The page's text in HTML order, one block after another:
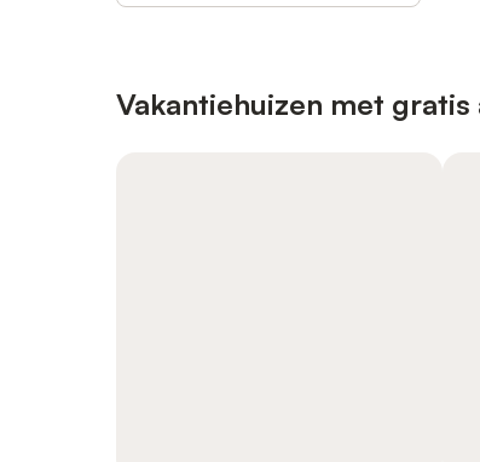
Vakantiehuizen met gratis